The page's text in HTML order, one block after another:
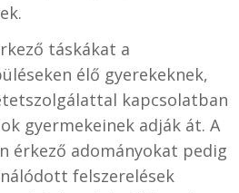
táskákat a
élő gyerekeknek,
kapcsolatban
gyermekeinek adják át. A
érkező adományokat pedig
felszerelések